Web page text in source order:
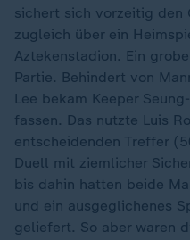
sichert sich vorzeitig den
zugleich über ein
Aztekenstadion. Ein
Partie. Behindert von
Lee bekam Keeper
fassen. Das nutzte Luis
entscheidenden Treffer
Duell mit ziemlicher
bis dahin hatten beide
und ein ausgeglichenes
geliefert. So aber waren